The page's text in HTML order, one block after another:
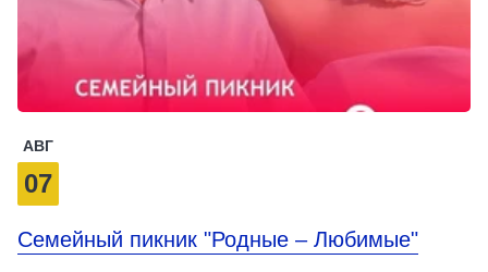
АВГ
07
Семейный пикник "Родные – Любимые"